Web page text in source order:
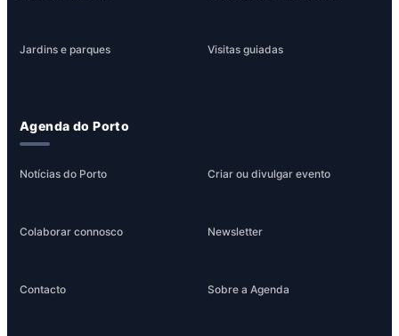
Jardins e parques Visitas guiadas
Agenda do Porto
Notícias do Porto Criar ou divulgar evento
Colaborar connosco Newsletter
Contacto Sobre a Agenda